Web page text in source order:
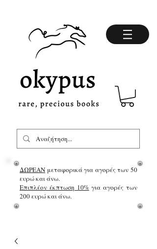
ΔΩΡΕΑΝ μεταφορικά για αγορές των 50
ευρώ και άνω.
Επιπλέον έκπτωση 10%για αγορές των
200 ευρώ και άνω.